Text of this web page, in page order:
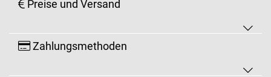
Preise und Versand
Zahlungsmethoden